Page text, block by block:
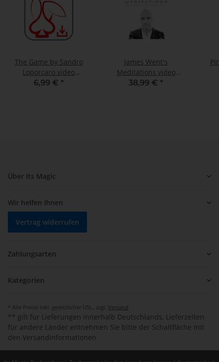
The Game by Sandro
Loporcaro video
DOWNLOAD
6,99 € *
James Went's
Meditations video
DOWNLOAD
38,99 € *
Über Its Magic
Wir helfen Ihnen
Vertrag widerrufen
Zahlungsarten
Kategorien
* Alle Preise inkl. gesetzlicher USt., zzgl. Versand
** gilt für Lieferungen innerhalb Deutschlands, Lieferzeiten
für andere Länder entnehmen Sie bitte der Schaltfläche mit
den Versandinformationen